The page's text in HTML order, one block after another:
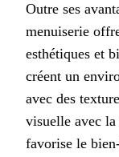
Outre ses
menuiserie
esthétiques et
créent un
avec des
visuelle avec
favorise le